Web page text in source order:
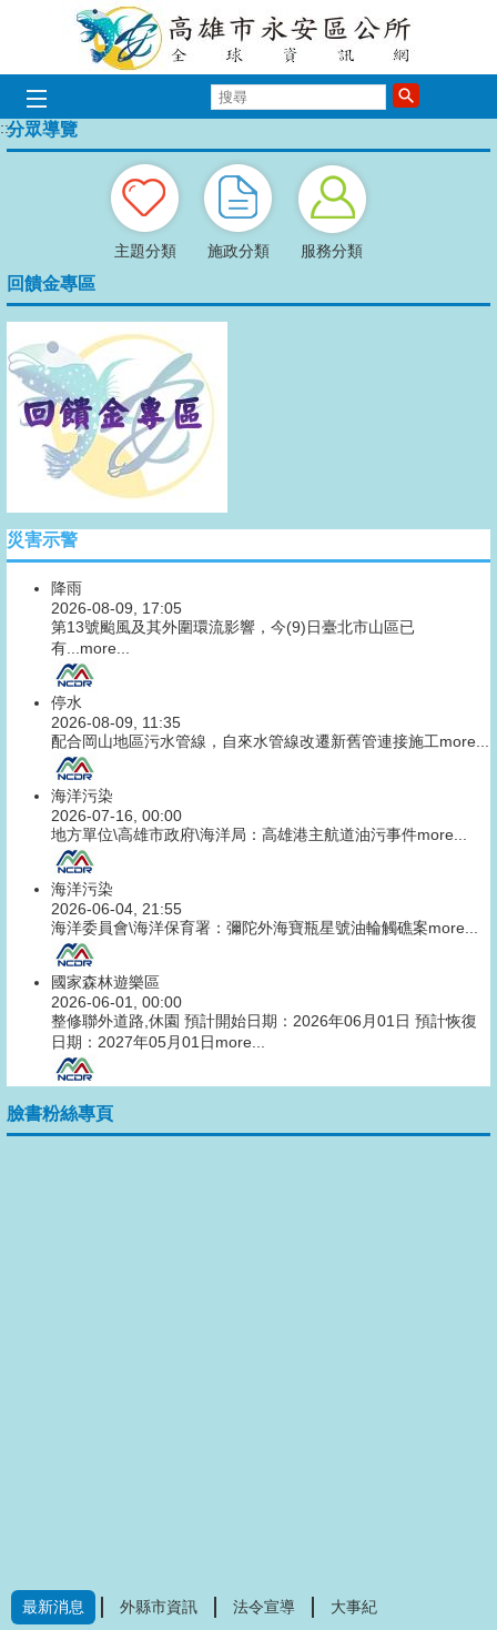
跳到主要內容區塊
尋
歡迎光臨永安
歡迎光臨永
歡迎光臨
歡迎光臨永安區公所
:::分眾導覽
主題分類 施政分類 服務分類
回饋金專區
災害示警
降雨
2026-08-09, 17:05
第13號颱風及其外圍環流影響，今(9)日臺北市山區已
有... more...
停水
2026-08-09, 11:35
配合岡山地區污水管線，自來水管線改遷新舊管連接施工more...
海洋污染
2026-07-16, 00:00
地方單位\高雄市政府\海洋局：高雄港主航道油污事件more...
海洋污染
2026-06-04, 21:55
海洋委員會\海洋保育署：彌陀外海寶瓶星號油輪觸礁案more...
國家森林遊樂區
2026-06-01, 00:00
整修聯外道路,休園 預計開始日期：2026年06月01日 預計恢復
日期：2027年05月01日more...
臉書粉絲專頁
最新消息 外縣市資訊 法令宣導 大事紀